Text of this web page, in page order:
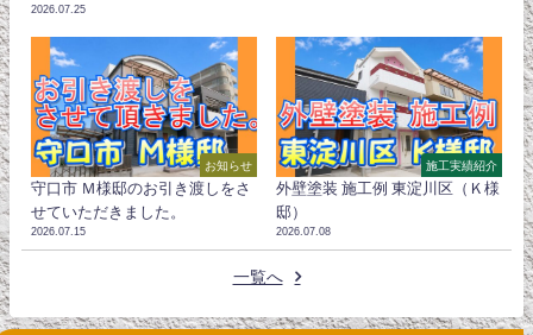
2026.07.25
お知らせ
守口市 Ｍ様邸のお引き渡しをさ
せていただきました。
2026.07.15
施工実績紹介
外壁塗装 施工例 東淀川区（Ｋ様
邸）
2026.07.08
一覧へ